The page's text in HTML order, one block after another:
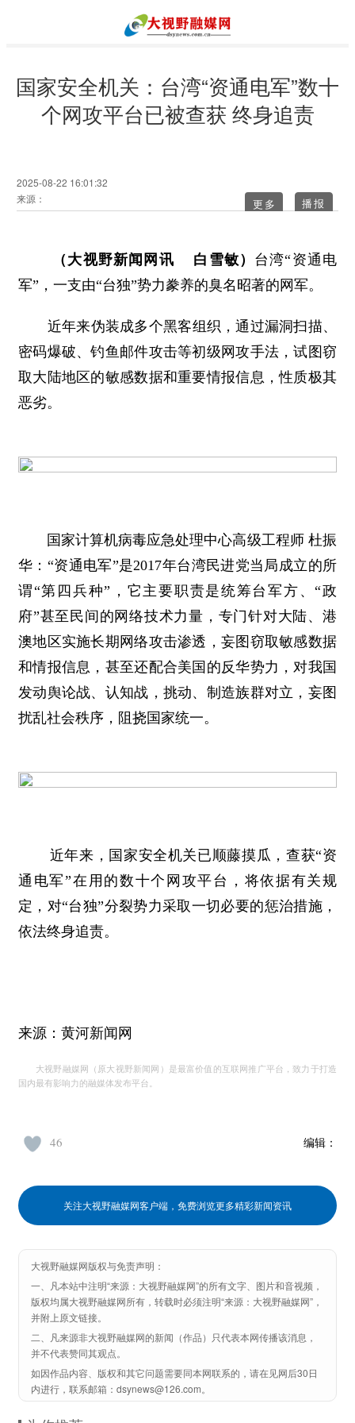
国家安全机关：台湾“资通电军”数十
个网攻平台已被查获 终身追责
2025-08-22 16:01:32
来源：
更多
（大视野新闻网讯 白雪敏） 台湾“资通电
军”，一支由“台独”势力豢养的臭名昭著的网军。
近年来伪装成多个黑客组织，通过漏洞扫描、
密码爆破、钓鱼邮件攻击等初级网攻手法，试图窃
取大陆地区的敏感数据和重要情报信息，性质极其
恶劣。
国家计算机病毒应急处理中心高级工程师 杜振
华：“资通电军”是2017年台湾民进党当局成立的所
谓“第四兵种”，它主要职责是统筹台军方、“政
府”甚至民间的网络技术力量，专门针对大陆、港
澳地区实施长期网络攻击渗透，妄图窃取敏感数据
和情报信息，甚至还配合美国的反华势力，对我国
发动舆论战、认知战，挑动、制造族群对立，妄图
扰乱社会秩序，阻挠国家统一。
近年来，国家安全机关已顺藤摸瓜，查获“资
通电军”在用的数十个网攻平台，将依据有关规
定，对“台独”分裂势力采取一切必要的惩治措施，
依法终身追责。
来源：黄河新闻网
大视野融媒网（原大视野新闻网）是最富价值的互联网推广平台，致力于打造
国内最有影响力的融媒体发布平台。
编辑：
46
关注大视野融媒网客户端，免费浏览更多精彩新闻资讯
大视野融媒网版权与免责声明：
一、凡本站中注明“来源：大视野融媒网”的所有文字、图片和音视频，
版权均属大视野融媒网所有，转载时必须注明“来源：大视野融媒网”，
并附上原文链接。
二、凡来源非大视野融媒网的新闻（作品）只代表本网传播该消息，
并不代表赞同其观点。
如因作品内容、版权和其它问题需要同本网联系的，请在见网后30日
内进行，联系邮箱：dsynews@126.com。